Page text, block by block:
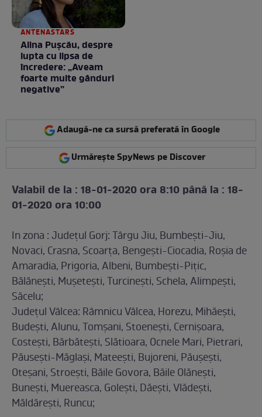
ANTENASTARS
Alina Pușcău, despre
lupta cu lipsa de
încredere: „Aveam
foarte multe gânduri
negative”
Adaugă-ne ca sursă preferată în Google
Urmărește SpyNews pe Discover
Valabil de la : 18-01-2020 ora 8:10 până la : 18-
01-2020 ora 10:00
In zona : Județul Gorj: Târgu Jiu, Bumbești-Jiu,
Novaci, Crasna, Scoarța, Bengești-Ciocadia, Roșia de
Amaradia, Prigoria, Albeni, Bumbești-Pițic,
Bălănești, Mușetești, Turcinești, Schela, Alimpești,
Săcelu;
Județul Vâlcea: Râmnicu Vâlcea, Horezu, Mihăești,
Budești, Alunu, Tomșani, Stoenești, Cernișoara,
Costești, Bărbătești, Slătioara, Ocnele Mari, Pietrari,
Păusești-Măglași, Mateești, Bujoreni, Păușești,
Oteșani, Stroești, Băile Govora, Băile Olănești,
Bunești, Muereasca, Golești, Dăești, Vlădești,
Măldărești, Runcu;